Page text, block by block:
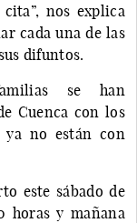
nos explica
cada una de las
difuntos.
se han
Cuenca con los
ya no están con
este sábado de
horas y mañana